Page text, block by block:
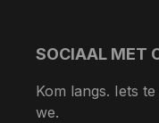
SOCIAAL MET
Kom langs. Iets
we.